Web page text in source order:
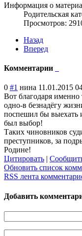
Информация о
Родительская
Просмотров:
Назад
Вперед
Комментарии
0 #1 нина 11.01.2015
Вот благодаря именно
одно-в безнадёгу
поспешил бы выехать
был выбор!
Таких чиновников
преступников, за
Родине!
Цитировать |
Обновить список
RSS лента
Добавить